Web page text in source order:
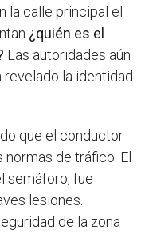
la calle principal el
¿quién es el
Las autoridades aún
revelado la identidad
que el conductor
de tráfico. El
semáforo, fue
lesiones.
de la zona